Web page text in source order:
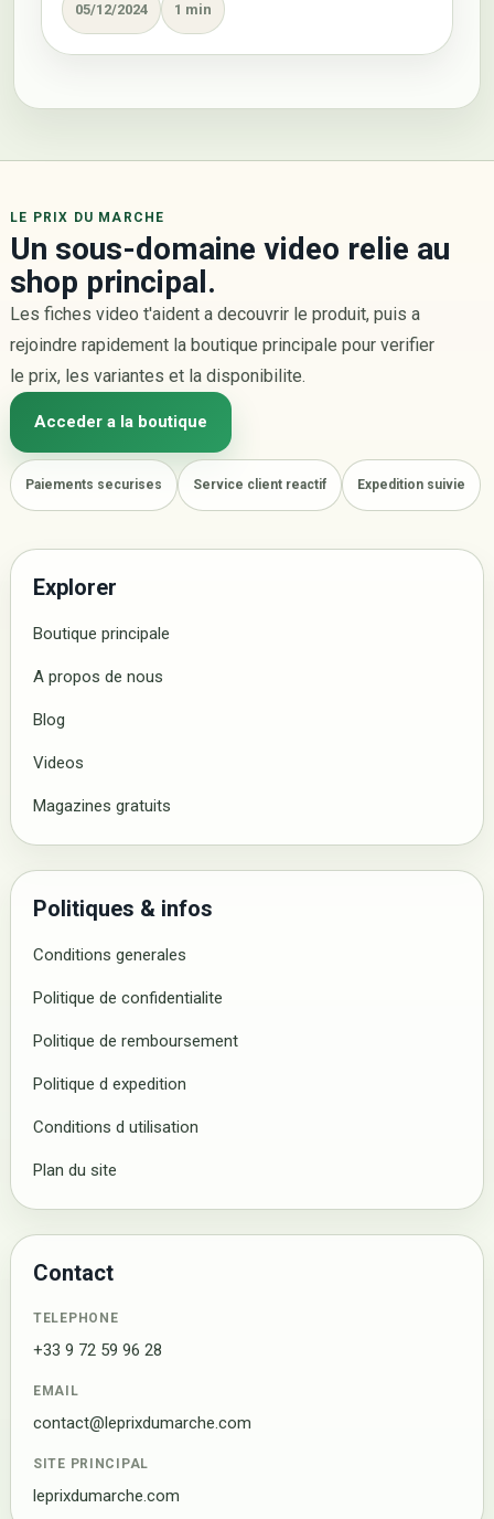
05/12/2024 1 min
LE PRIX DU MARCHE
Un sous-domaine video relie au
shop principal.
Les fiches video t'aident a decouvrir le produit, puis a
rejoindre rapidement la boutique principale pour verifier
le prix, les variantes et la disponibilite.
Acceder a la boutique
Paiements securises Service client reactif Expedition suivie
Explorer
Boutique principale
A propos de nous
Blog
Videos
Magazines gratuits
Politiques & infos
Conditions generales
Politique de confidentialite
Politique de remboursement
Politique d expedition
Conditions d utilisation
Plan du site
Contact
TELEPHONE
+33 9 72 59 96 28
EMAIL
contact@leprixdumarche.com
SITE PRINCIPAL
leprixdumarche.com